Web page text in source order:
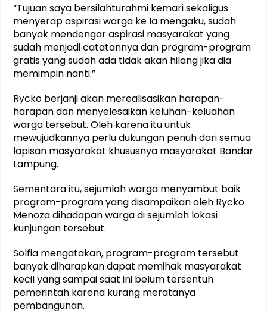
“Tujuan saya bersilahturahmi kemari sekaligus
menyerap aspirasi warga ke Ia mengaku, sudah
banyak mendengar aspirasi masyarakat yang
sudah menjadi catatannya dan program-program
gratis yang sudah ada tidak akan hilang jika dia
memimpin nanti.”
Rycko berjanji akan merealisasikan harapan-
harapan dan menyelesaikan keluhan-keluahan
warga tersebut. Oleh karena itu untuk
mewujudkannya perlu dukungan penuh dari semua
lapisan masyarakat khususnya masyarakat Bandar
Lampung.
Sementara itu, sejumlah warga menyambut baik
program-program yang disampaikan oleh Rycko
Menoza dihadapan warga di sejumlah lokasi
kunjungan tersebut.
Solfia mengatakan, program-program tersebut
banyak diharapkan dapat memihak masyarakat
kecil yang sampai saat ini belum tersentuh
pemerintah karena kurang meratanya
pembangunan.